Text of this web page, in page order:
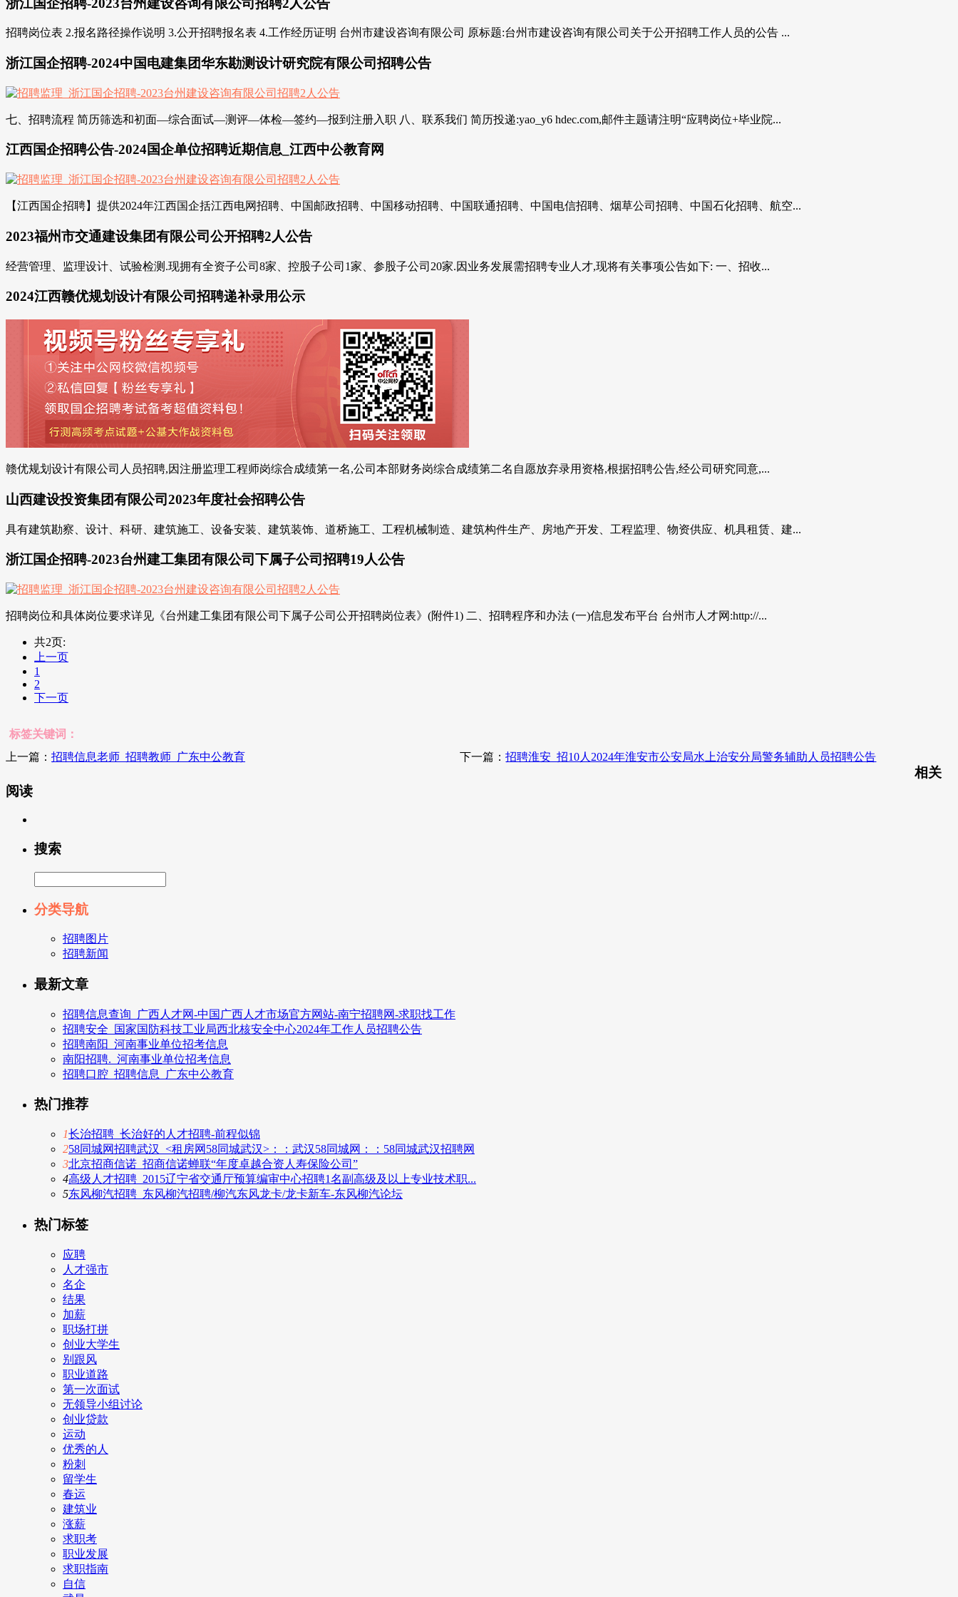
招聘岗位表 2.报名路径操作说明 3.公开招聘报名表 4.工作经历证明 台州市建设咨询有限公司 原标题:台州市建设咨询有限公司关于公开招聘工作人员的公告 ...
浙江国企招聘-2024中国电建集团华东勘测设计研究院有限公司招聘公告
七、招聘流程 简历筛选和初面—综合面试—测评—体检—签约—报到注册入职 八、联系我们 简历投递:yao_y6 hdec.com,邮件主题请注明“应聘岗位+毕业院...
江西国企招聘公告-2024国企单位招聘近期信息_江西中公教育网
【江西国企招聘】提供2024年江西国企括江西电网招聘、中国邮政招聘、中国移动招聘、中国联通招聘、中国电信招聘、烟草公司招聘、中国石化招聘、航空...
2023福州市交通建设集团有限公司公开招聘2人公告
经营管理、监理设计、试验检测.现拥有全资子公司8家、控股子公司1家、参股子公司20家.因业务发展需招聘专业人才,现将有关事项公告如下: 一、招收...
2024江西赣优规划设计有限公司招聘递补录用公示
赣优规划设计有限公司人员招聘,因注册监理工程师岗综合成绩第一名,公司本部财务岗综合成绩第二名自愿放弃录用资格,根据招聘公告,经公司研究同意,...
山西建设投资集团有限公司2023年度社会招聘公告
具有建筑勘察、设计、科研、建筑施工、设备安装、建筑装饰、道桥施工、工程机械制造、建筑构件生产、房地产开发、工程监理、物资供应、机具租赁、建...
浙江国企招聘-2023台州建工集团有限公司下属子公司招聘19人公告
招聘岗位和具体岗位要求详见《台州建工集团有限公司下属子公司公开招聘岗位表》(附件1) 二、招聘程序和办法 (一)信息发布平台 台州市人才网:http://...
共2页:
上一页
1
2
下一页
标签关键词：
上一篇： 招聘信息老师_招聘教师_广东中公教育 下一篇：招聘淮安_招10人2024年淮安市公安局水上治安分局警务辅助人员招聘公告
相关
阅读
搜索
分类导航
招聘图片
招聘新闻
最新文章
招聘信息查询_广西人才网-中国广西人才市场官方网站-南宁招聘网-求职找工作
招聘安全_国家国防科技工业局西北核安全中心2024年工作人员招聘公告
招聘南阳_河南事业单位招考信息
南阳招聘._河南事业单位招考信息
招聘口腔_招聘信息_广东中公教育
热门推荐
1长治招聘_长治好的人才招聘-前程似锦
258同城网招聘武汉_<租房网58同城武汉>：：武汉58同城网：：58同城武汉招聘网
3北京招商信诺_招商信诺蝉联“年度卓越合资人寿保险公司”
4高级人才招聘_2015辽宁省交通厅预算编审中心招聘1名副高级及以上专业技术职...
5东风柳汽招聘_东风柳汽招聘/柳汽东风龙卡/龙卡新车-东风柳汽论坛
热门标签
应聘
人才强市
名企
结果
加薪
职场打拼
创业大学生
别跟风
职业道路
第一次面试
无领导小组讨论
创业贷款
运动
优秀的人
粉刺
留学生
春运
建筑业
涨薪
求职考
职业发展
求职指南
自信